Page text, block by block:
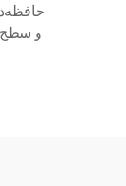
و سطح